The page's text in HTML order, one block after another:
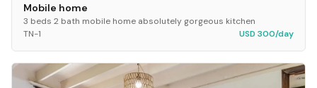
Mobile home
3 beds 2 bath mobile home absolutely gorgeous kitchen
TN-1
USD 300/day